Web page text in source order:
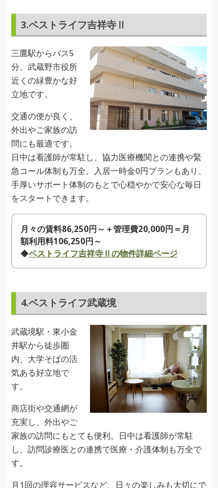
3.ベストライフ吉祥寺Ⅱ
三鷹駅からバス5
分、武蔵野市役所
近くの緑豊かな好
立地です。
交通の便が良く、
外出やご家族の訪
問にも最適です。
日中は看護師が常駐し、協力医療機関との連携や緊
急コール体制も万全。入居一時金0円プランもあり、
手厚いサポート体制のもとで心穏やかで安心な毎日
をスタートできます。
月々の賃料86,250円～＋管理費20,000円＝月
額利用料106,250円～
◆ベストライフ吉祥寺Ⅱの物件詳細ページ
4.ベストライフ武蔵境
武蔵境駅・東小金
井駅から徒歩圏
内、大学そばの活
気ある好立地で
す。
商店街や交通網が
充実し、外出やご
家族の訪問にもとても便利。日中は看護師が常駐
し、訪問診療医との連携で医療・介護体制も万全で
す。
月1回の理容サービスなど、日々の楽しみも大切にで